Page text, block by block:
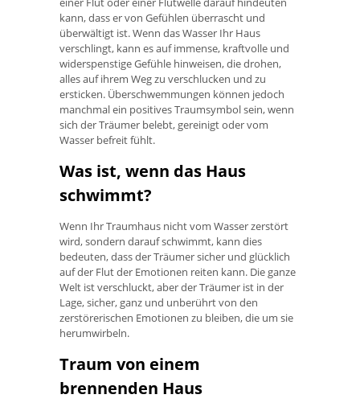
kann, dass er von Gefühlen überrascht und
überwältigt ist. Wenn das Wasser Ihr Haus
verschlingt, kann es auf immense, kraftvolle und
widerspenstige Gefühle hinweisen, die drohen,
alles auf ihrem Weg zu verschlucken und zu
ersticken. Überschwemmungen können jedoch
manchmal ein positives Traumsymbol sein, wenn
sich der Träumer belebt, gereinigt oder vom
Wasser befreit fühlt.
Was ist, wenn das Haus
schwimmt?
Wenn Ihr Traumhaus nicht vom Wasser zerstört
wird, sondern darauf schwimmt, kann dies
bedeuten, dass der Träumer sicher und glücklich
auf der Flut der Emotionen reiten kann. Die ganze
Welt ist verschluckt, aber der Träumer ist in der
Lage, sicher, ganz und unberührt von den
zerstörerischen Emotionen zu bleiben, die um sie
herumwirbeln.
Traum von einem
brennenden Haus